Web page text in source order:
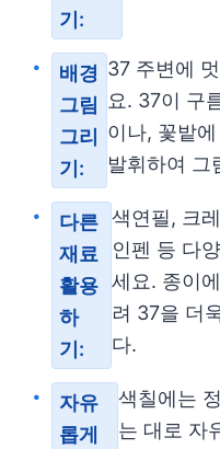
기:
배경
그림
그리
기:
37 주변에
요. 37이 구
이나, 꽃밭
발휘하여 그
다른
재료
활용
하
기:
색연필, 크
인펜 등 다
세요. 종이
려 37을 더
다.
자유
롭게
색칠에는
는 대로 자